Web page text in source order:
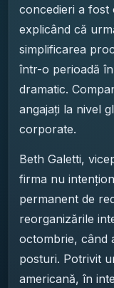
concedieri a
explicând că
simplificarea
într-o perioadă
dramatic.
angajați la nivel
corporate.
Beth Galetti,
firma nu
permanent de
reorganizările
octombrie, când
posturi. Potrivit
americană, în